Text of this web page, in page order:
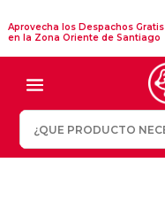
Aprovecha los Despachos Gratis
en la Zona Oriente de Santiago